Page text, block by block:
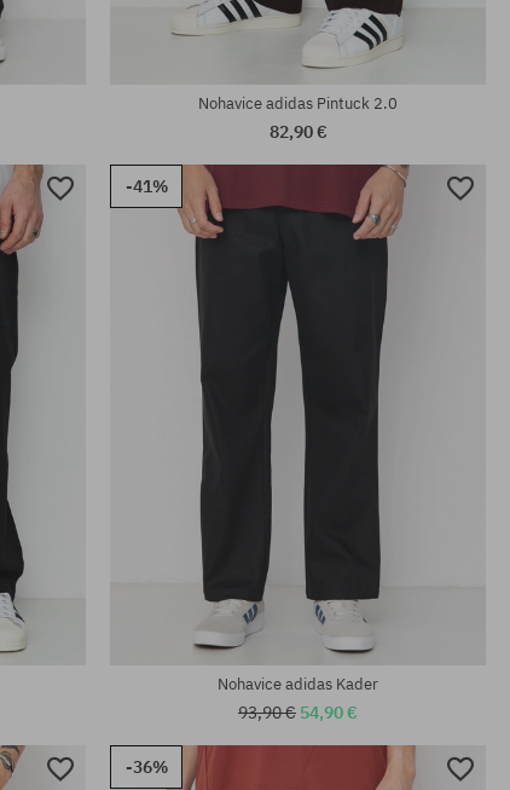
Dostupné veľkosti:
Nohavice adidas Pintuck 2.0
82,90 €
-41%
Nohavice adidas Kader
93,90 € 54,90 €
-36%